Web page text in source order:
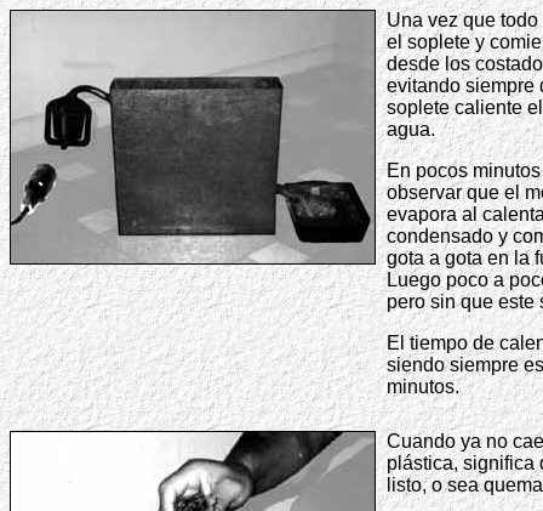
Una vez que
el soplete y
desde los
evitando siempre
soplete caliente
agua.
En pocos
observar que el
evapora al
condensado y
gota a gota en la
Luego poco a
pero sin que este
El tiempo de
siendo siempre
minutos.
Cuando ya no
plástica, significa
listo, o sea